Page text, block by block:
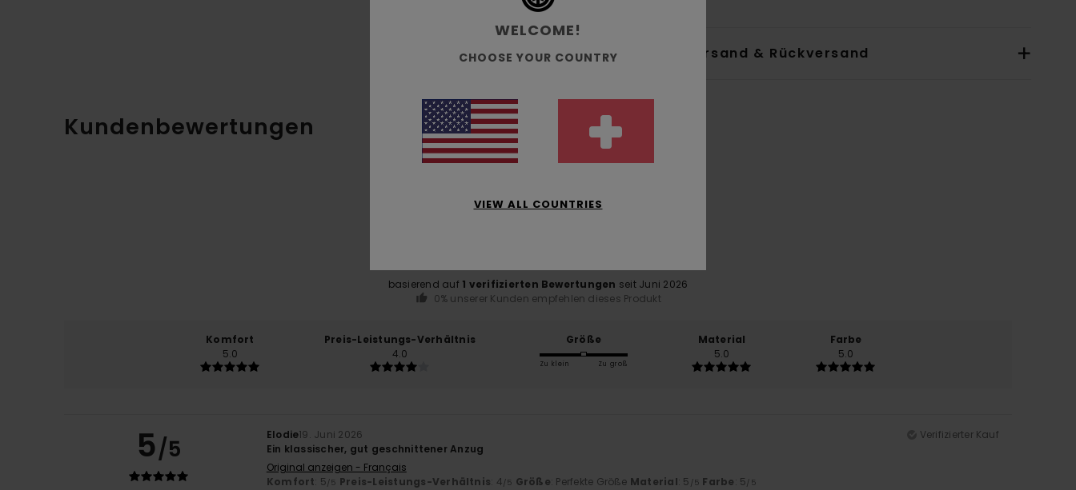
Versand & Rückversand
Kundenbewertungen
5.0
basierend auf 1 verifizierten Bewertungen seit Juni 2026
0% unserer Kunden empfehlen dieses Produkt
Komfort
5.0
Preis-Leistungs-Verhältnis
4.0
Größe
Zu klein Zu groß
Material
5.0
Farbe
5.0
5/5 Elodie19. Juni 2026
Verifizierter Kauf
Ein klassischer, gut geschnittener Anzug
Original anzeigen - Français
Komfort: 5/5 Preis-Leistungs-Verhältnis: 4/5 Größe: Perfekte Größe Material: 5 /5 Farbe: 5/5
WELCOME!
CHOOSE YOUR COUNTRY
VIEW ALL COUNTRIES